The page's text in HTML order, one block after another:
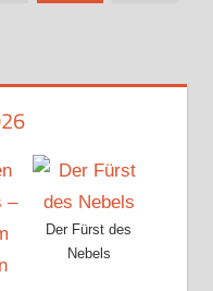
Der Fürst des
Nebels